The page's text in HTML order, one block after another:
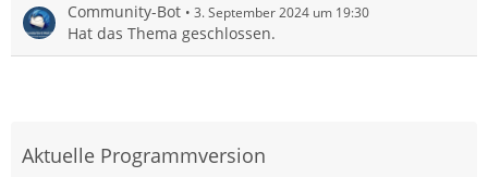
Community-Bot 3. September 2024 um 19:30
Hat das Thema geschlossen.
Aktuelle Programmversion